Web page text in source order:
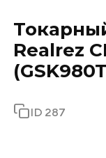
Realrez
ID 287